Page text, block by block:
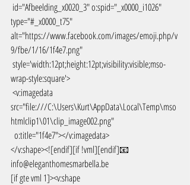
type="#_x0000_t75"
alt="https://www.facebook.com/images/emoji.php/v
9/fbe/1/16/1f4e7.png"
wrap-style:square'>
src="file:///C:\Users\Kurt\AppData\Local\Temp\mso
htmlclip1\01\clip_image002.png"
  o:title="1f4e7"></v:imagedata>
</v:shape><![endif][if !vml][endif]📧
info@eleganthomesmarbella.be
[if gte vml 1]><v:shape